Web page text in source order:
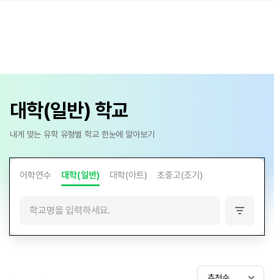
대학(일반) 학교
내게 맞는 유학 유형별 학교 한눈에 알아보기
어학연수 대학(일반) 대학(아트) 초중고(조기)
필